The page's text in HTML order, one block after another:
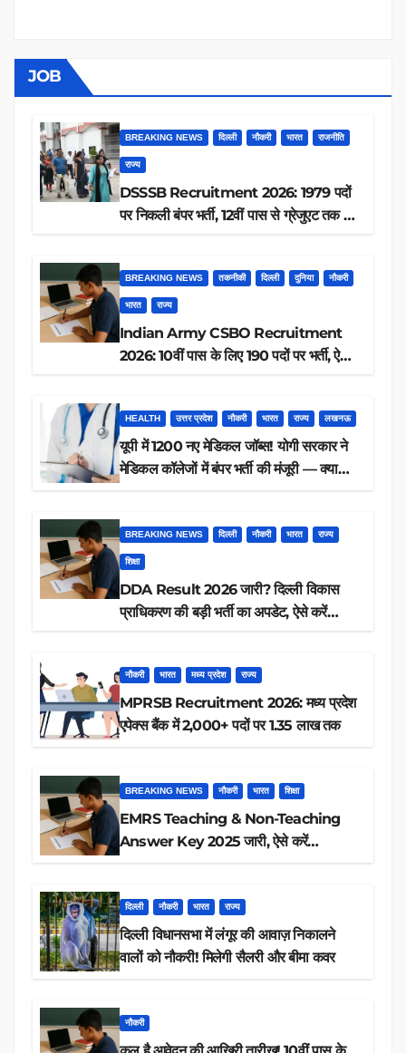
JOB
BREAKING NEWS दिल्ली नौकरी भारत राजनीति
राज्य
DSSSB Recruitment 2026: 1979 पदों
पर निकली बंपर भर्ती, 12वीं पास से ग्रेजुएट तक करें
BREAKING NEWS तकनीकी दिल्ली दुनिया नौकरी
भारत राज्य
Indian Army CSBO Recruitment
2026: 10वीं पास के लिए 190 पदों पर भर्ती, ऐसे
HEALTH उत्तर प्रदेश नौकरी भारत राज्य लखनऊ
यूपी में 1200 नए मेडिकल जॉब्स! योगी सरकार ने
मेडिकल कॉलेजों में बंपर भर्ती की मंजूरी — क्या
BREAKING NEWS दिल्ली नौकरी भारत राज्य
शिक्षा
DDA Result 2026 जारी? दिल्ली विकास
प्राधिकरण की बड़ी भर्ती का अपडेट, ऐसे करें
नौकरी भारत मध्य प्रदेश राज्य
MPRSB Recruitment 2026: मध्य प्रदेश
एपेक्स बैंक में 2,000+ पदों पर 1.35 लाख तक
BREAKING NEWS नौकरी भारत शिक्षा
EMRS Teaching & Non-Teaching
Answer Key 2025 जारी, ऐसे करें
दिल्ली नौकरी भारत राज्य
दिल्ली विधानसभा में लंगूर की आवाज़ निकालने
वालों को नौकरी! मिलेगी सैलरी और बीमा कवर
नौकरी